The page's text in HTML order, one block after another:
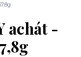
achát -